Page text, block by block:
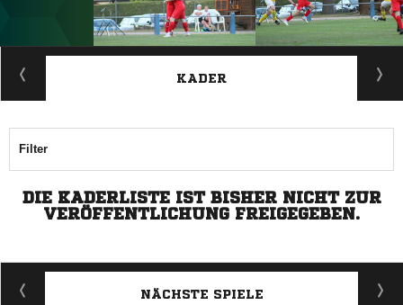
ANZEIGE
KADER
Filter
DIE KADERLISTE IST BISHER NICHT ZUR
VERÖFFENTLICHUNG FREIGEGEBEN.
NÄCHSTE SPIELE